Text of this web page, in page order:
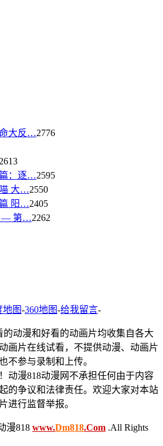
大反…2776
2613
：逐…2595
大…2550
阳…2405
— 第…2262
地图-360地图-给我留言-
的动漫和好看的动画片均收集自各大
画片在线试看，不提供动漫、动画片
不参与录制和上传。
动漫818动漫网不承担任何由于内容
的争议和法律责任。欢迎大家对本站
进行监督举报。
漫818 www.Dm818.Com .All Rights